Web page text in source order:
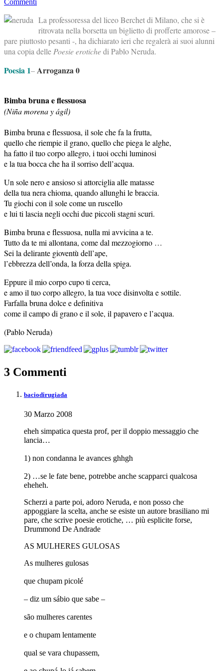
La professoressa del liceo Berchet di Milano, che si è
ritrovata nella borsetta un biglietto di profferte amorose –
pare piuttosto pesanti -, ha dichiarato ieri che regalerà ai suoi alunni
una copia delle Poesie erotichedi Pablo Neruda.
Poesia 1– Arroganza 0
Bimba bruna e flessuosa
(Niña morena y ágil)
Bimba bruna e flessuosa, il sole che fa la frutta,
quello che riempie il grano, quello che piega le alghe,
ha fatto il tuo corpo allegro, i tuoi occhi luminosi
e la tua bocca che ha il sorriso dell’acqua.
Un sole nero e ansioso si attorciglia alle matasse
della tua nera chioma, quando allunghi le braccia.
Tu giochi con il sole come un ruscello
e lui ti lascia negli occhi due piccoli stagni scuri.
Bimba bruna e flessuosa, nulla mi avvicina a te.
Tutto da te mi allontana, come dal mezzogiorno …
Sei la delirante gioventù dell’ape,
l’ebbrezza dell’onda, la forza della spiga.
Eppure il mio corpo cupo ti cerca,
e amo il tuo corpo allegro, la tua voce disinvolta e sottile.
Farfalla bruna dolce e definitiva
come il campo di grano e il sole, il papavero e l’acqua.
(Pablo Neruda)
3 Commenti
baciodirugiada
30 Marzo 2008
eheh simpatica questa prof, per il doppio messaggio che
lancia…
1) non condanna le avances ghhgh
2) …se le fate bene, potrebbe anche scapparci qualcosa
eheheh.
Scherzi a parte poi, adoro Neruda, e non posso che
appoggiare la scelta, anche se esiste un autore brasiliano mi
pare, che scrive poesie erotiche, … più esplicite forse,
Drummond De Andrade
AS MULHERES GULOSAS
As mulheres gulosas
que chupam picolé
– diz um sábio que sabe –
são mulheres carentes
e o chupam lentamente
qual se vara chupassem,